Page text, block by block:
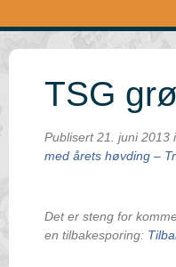
TSG
Publisert 21. juni 2013 i
med årets høvding –
Det er steng for
en tilbakesporing: